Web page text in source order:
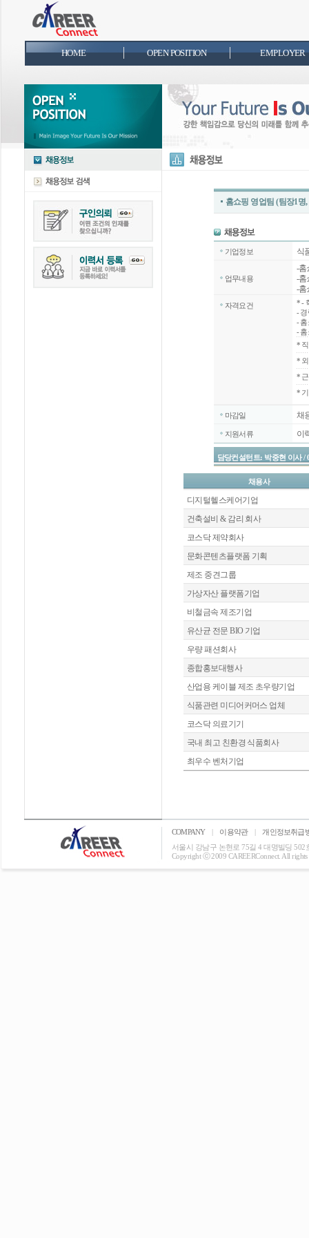
HOME OPEN POSITION EMPLOYER
홈쇼핑 영업팀 (팀장1
기업정보 식
업무내용
-홈
-홈
-홈
자격요건 *-
-
-
-
*
*
*
*
마감일 채
지원서류 이
담당컨설턴트: 박중현 이사 /
채용사
디지털헬스케어기업
건축설비 & 감리 회사
코스닥 제약회사
문화콘텐츠플랫폼 기획
제조 중견그룹
가상자산 플랫폼기업
비철금속 제조기업
유산균 전문 BIO 기업
우량 패션회사
종합홍보대행사
산업용 케이블 제조 초우량기업
식품관련 미디어커머스 업체
코스닥 의료기기
국내 최고 친환경 식품회사
최우수 벤처기업
COMPANY | 이용약관 |
개인정보취급
서울시 강남구 논현로 75길 4 대명빌딩 502
Copyright ⓒ 2009 CAREERConnect. All rights